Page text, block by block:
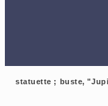
statuette ; buste,